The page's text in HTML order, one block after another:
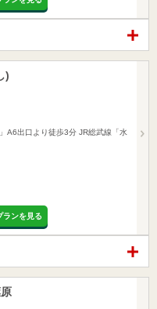
)
A6出口より徒歩3分 JR総武線「水
ランを見る